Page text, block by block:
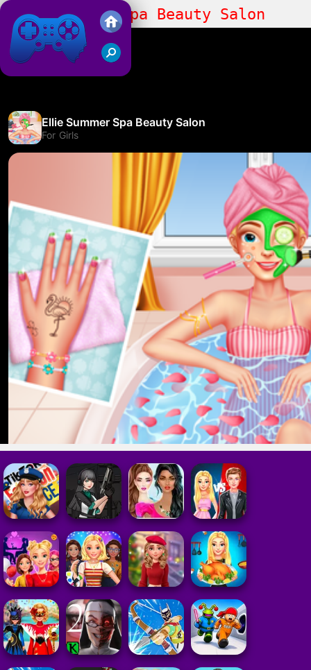
Juegos Friv 2019
Ellie Summer Spa Beauty Salon